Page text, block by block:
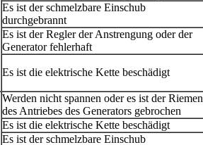
Es ist der schmelzbare Einschub
durchgebrannt
Es ist der Regler der Anstrengung oder der
Generator fehlerhaft
Es ist die elektrische Kette beschädigt
Werden nicht spannen oder es ist der Riemen
des Antriebes des Generators gebrochen
Es ist die elektrische Kette beschädigt
Es ist der schmelzbare Einschub